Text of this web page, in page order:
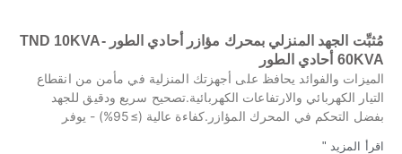
مُثبِّت الجهد المنزلي بمحرك مؤازر أحادي الطور TND 10KVA-
60KVA أحادي الطور
الميزات والفوائد يحافظ على أجهزتك المنزلية في مأمن من انقطاع
التيار الكهربائي والارتفاعات الكهربائية.تصحيح سريع ودقيق للجهد
بفضل التحكم في المحرك المؤازر.كفاءة عالية (≥95%) - يوفر
اقرأ المزيد "